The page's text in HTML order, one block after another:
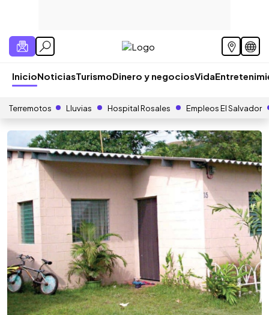
InicioNoticiasTurismoDinero y negociosVida
Terremotos Lluvias Hospital Rosales Empleos El Salvador